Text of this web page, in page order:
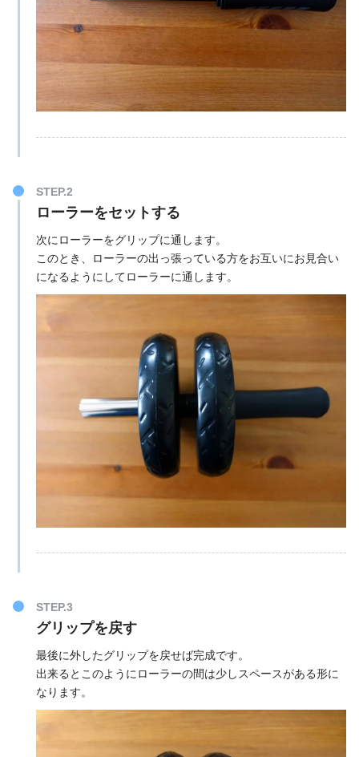
STEP.2
ローラーをセットする
次にローラーをグリップに通します。
このとき、ローラーの出っ張っている方をお互いにお見合い
になるようにしてローラーに通します。
STEP.3
グリップを戻す
最後に外したグリップを戻せば完成です。
出来るとこのようにローラーの間は少しスペースがある形に
なります。